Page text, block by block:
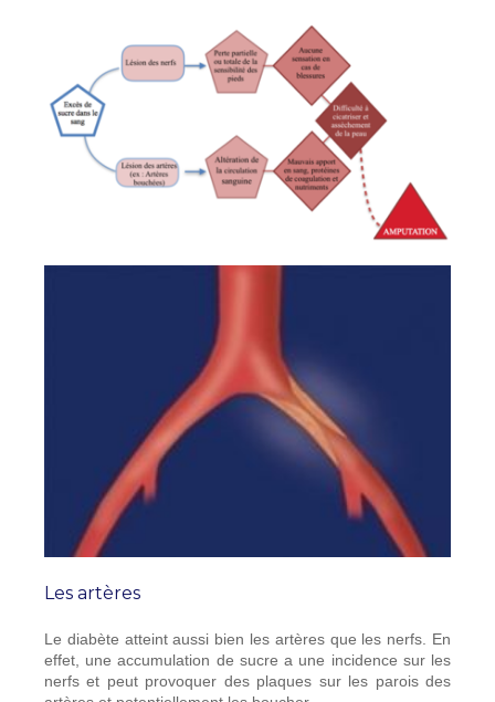
Les artères
Le diabète atteint aussi bien les artères que les nerfs. En
effet, une accumulation de sucre a une incidence sur les
nerfs et peut provoquer des plaques sur les parois des